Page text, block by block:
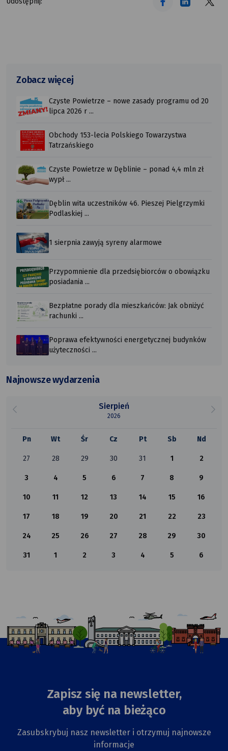
Zobacz więcej
Czyste Powietrze – nowe zasady programu od 20
lipca 2026 r ...
Obchody 153-lecia Polskiego Towarzystwa
Tatrzańskiego
Czyste Powietrze w Dęblinie – ponad 4,4 mln zł
wypł ...
Dęblin wita uczestników 46. Pieszej Pielgrzymki
Podlaskiej ...
1 sierpnia zawyją syreny alarmowe
Przypomnienie dla przedsiębiorców o obowiązku
posiadania ...
Bezpłatne porady dla mieszkańców: Jak obniżyć
rachunki ...
Poprawa efektywności energetycznej budynków
użyteczności ...
Najnowsze wydarzenia
Sierpień
2026
Pn Wt Śr Cz Pt Sb Nd
27 28 29 30 31 1 2
3 4 5 6 7 8 9
10 11 12 13 14 15 16
17 18 19 20 21 22 23
24 25 26 27 28 29 30
31 1 2 3 4 5 6
Zapisz się na newsletter,
aby być na bieżąco
Zasubskrybuj nasz newsletter i otrzymuj najnowsze
informacje